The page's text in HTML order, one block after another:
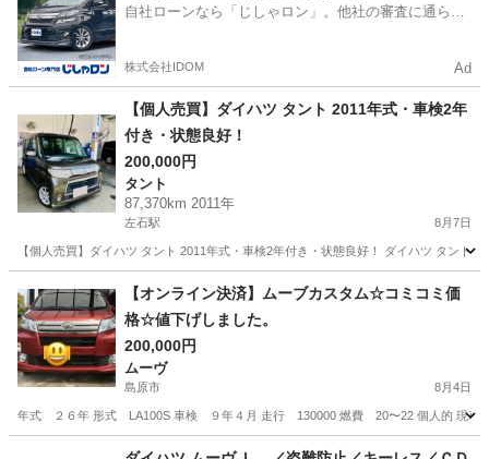
自社ローンなら「じしゃロン」。他社の審査に通らな
株式会社IDOM Ad
【個人売買】ダイハツ タント 2011年式・車検2年
付き・状態良好！
200,000円
タント
87,370km 2011年
左石駅 8月7日
【個人売買】ダイハツ タント 2011年式・車検2年付き・状態良好！ ダイハツ タント
左石駅 タント
【オンライン決済】ムーブカスタム☆コミコミ価
格☆値下げしました。
200,000円
ムーヴ
島原市 8月4日
年式 ２６年 形式 LA100S 車検 ９年４月 走行 130000 燃費 20〜22 個人的 現車確
ムーヴ